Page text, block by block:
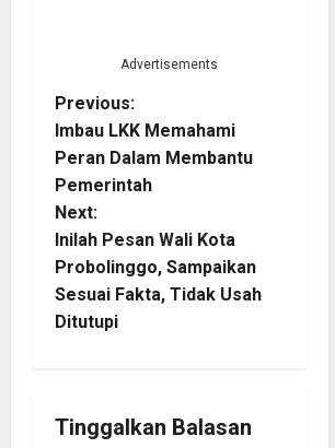
Advertisements
P
o
s
t
n
a
i
Previous:
Imbau LKK Memahami
Peran Dalam Membantu
Pemerintah
Next:
Inilah Pesan Wali Kota
Probolinggo, Sampaikan
Sesuai Fakta, Tidak Usah
Ditutupi
Tinggalkan Balasan